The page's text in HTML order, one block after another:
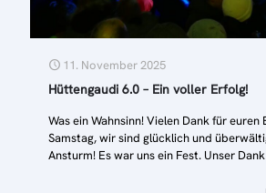
11. November 2025
Hüttengaudi 6.0 – Ein voller Erfolg!
Was ein Wahnsinn! Vielen Dank für euren
Samstag, wir sind glücklich und
Ansturm! Es war uns ein Fest. Unser